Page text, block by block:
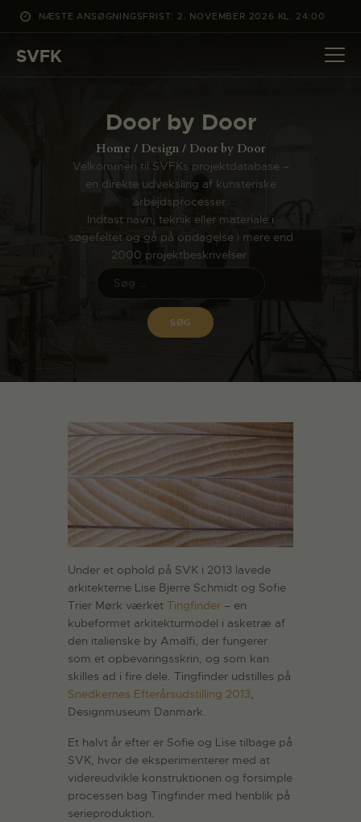
NÆSTE ANSØGNINGSFRIST: 2. NOVEMBER 2026 KL. 24:00
SVFK
Door by Door
Home Design Door by Door
Velkommen til SVFKs projektdatabase –
en direkte udveksling af kunsteriske
arbejdsprocesser.
Indtast navn, teknik eller materiale i
søgefeltet og gå på opdagelse i mere end
2000 projektbeskrivelser.
DET SKER
CHANNEL
ANSØG
OM SVFK
ENGLISH
Under et ophold på SVK i 2013 lavede
arkitekterne Lise Bjerre Schmidt og Sofie
Trier Mørk værket Tingfinder – en
kubeformet arkitekturmodel i asketræ af
den italienske by Amalfi, der fungerer
som et opbevaringsskrin, og som kan
skilles ad i fire dele. Tingfinder udstilles på
Snedkernes Efterårsudstilling 2013
Designmuseum Danmark.
Et halvt år efter er Sofie og Lise tilbage på
SVK, hvor de eksperimenterer med at
videreudvikle konstruktionen og forsimple
processen bag Tingfinder med henblik på
serieproduktion.